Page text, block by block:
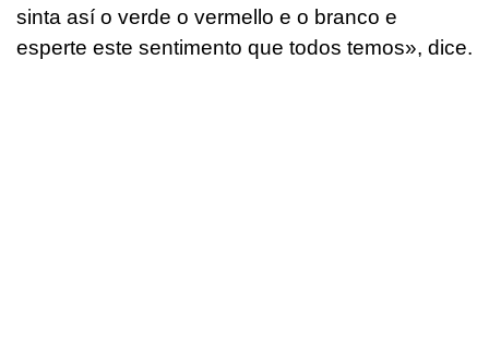
sinta así o verde o vermello e o branco e
esperte este sentimento que todos temos», dice.